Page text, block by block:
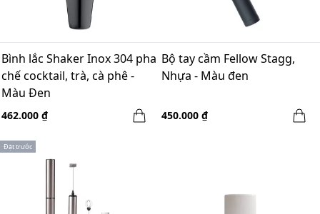
Bình lắc Shaker Inox 304 pha
chế cocktail, trà, cà phê -
Màu Đen
462.000 ₫
Bộ tay cầm Fellow Stagg,
Nhựa - Màu đen
450.000 ₫
Đặt trước